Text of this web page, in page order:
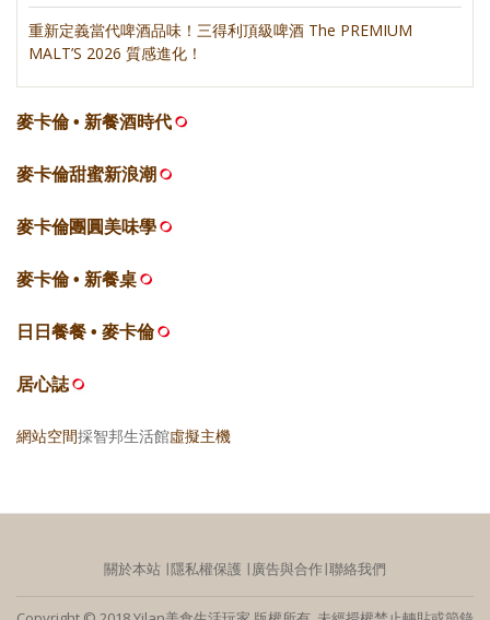
重新定義當代啤酒品味！三得利頂級啤酒 The PREMIUM
MALT’S 2026 質感進化！
麥卡倫 • 新餐酒時代
麥卡倫甜蜜新浪潮
麥卡倫團圓美味學
麥卡倫 • 新餐桌
日日餐餐 • 麥卡倫
居心誌
網站空間採智邦生活館虛擬主機
關於本站 ∣隱私權保護 ∣廣告與合作∣聯絡我們